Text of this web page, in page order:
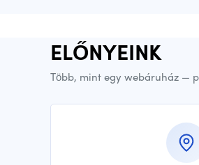
ELŐNYEINK
Több, mint egy webáruház —